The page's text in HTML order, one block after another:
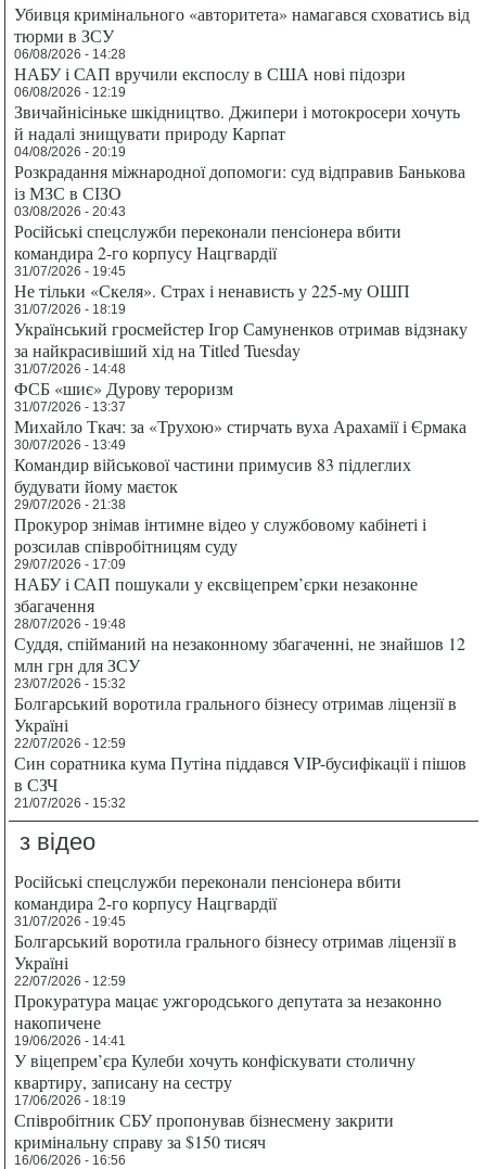
Убивця кримінального «авторитета» намагався сховатись від
тюрми в ЗСУ
06/08/2026 - 14:28
НАБУ і САП вручили експослу в США нові підозри
06/08/2026 - 12:19
Звичайнісіньке шкідництво. Джипери і мотокросери хочуть
й надалі знищувати природу Карпат
04/08/2026 - 20:19
Розкрадання міжнародної допомоги: суд відправив Банькова
із МЗС в СІЗО
03/08/2026 - 20:43
Російські спецслужби переконали пенсіонера вбити
командира 2-го корпусу Нацгвардії
31/07/2026 - 19:45
Не тільки «Скеля». Страх і ненависть у 225-му ОШП
31/07/2026 - 18:19
Український гросмейстер Ігор Самуненков отримав відзнаку
за найкрасивіший хід на Titled Tuesday
31/07/2026 - 14:48
ФСБ «шиє» Дурову тероризм
31/07/2026 - 13:37
Михайло Ткач: за «Трухою» стирчать вуха Арахамії і Єрмака
30/07/2026 - 13:49
Командир військової частини примусив 83 підлеглих
будувати йому маєток
29/07/2026 - 21:38
Прокурор знімав інтимне відео у службовому кабінеті і
розсилав співробітницям суду
29/07/2026 - 17:09
НАБУ і САП пошукали у ексвіцепрем’єрки незаконне
збагачення
28/07/2026 - 19:48
Суддя, спійманий на незаконному збагаченні, не знайшов 12
млн грн для ЗСУ
23/07/2026 - 15:32
Болгарський воротила грального бізнесу отримав ліцензії в
Україні
22/07/2026 - 12:59
Син соратника кума Путіна піддався VIP-бусифікації і пішов
в СЗЧ
21/07/2026 - 15:32
з відео
Російські спецслужби переконали пенсіонера вбити
командира 2-го корпусу Нацгвардії
31/07/2026 - 19:45
Болгарський воротила грального бізнесу отримав ліцензії в
Україні
22/07/2026 - 12:59
Прокуратура мацає ужгородського депутата за незаконно
накопичене
19/06/2026 - 14:41
У віцепрем’єра Кулеби хочуть конфіскувати столичну
квартиру, записану на сестру
17/06/2026 - 18:19
Співробітник СБУ пропонував бізнесмену закрити
кримінальну справу за $150 тисяч
16/06/2026 - 16:56